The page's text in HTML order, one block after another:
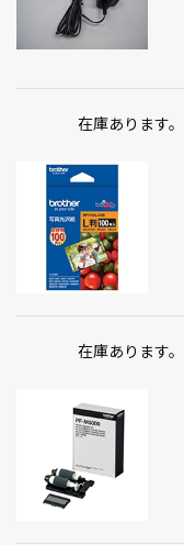
在庫あります。
在庫あります。